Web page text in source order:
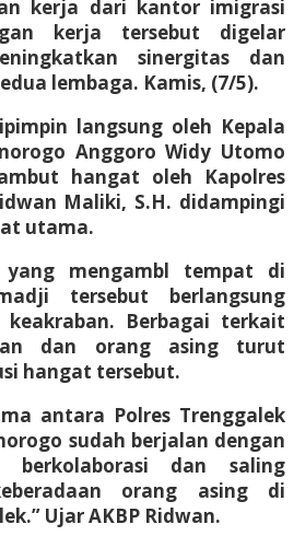
kerja dari kantor imigrasi
kerja tersebut digelar
sinergitas dan
lembaga. Kamis, (7/5).
langsung oleh Kepala
Anggoro Widy Utomo
hangat oleh Kapolres
Maliki, S.H. didampingi
utama.
yang mengambl tempat di
tersebut berlangsung
Berbagai terkait
dan orang asing turut
hangat tersebut.
antara Polres Trenggalek
sudah berjalan dengan
dan saling
orang asing di
Ujar AKBP Ridwan.